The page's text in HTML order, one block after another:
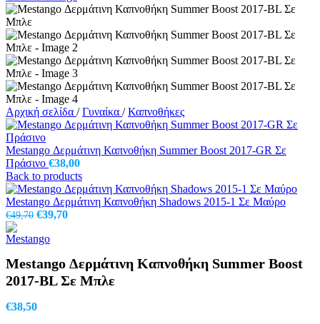
Αρχική σελίδα / Γυναίκα / Καπνοθήκες
Mestango Δερμάτινη Καπνοθήκη Summer Boost 2017-GR Σε
Πράσινο €38,00
Back to products
Mestango Δερμάτινη Καπνοθήκη Shadows 2015-1 Σε Μαύρο
€49,70 Original
was:
€39,70Η
€39,70.
Mestango Δερμάτινη Καπνοθήκη Summer Boost
2017-BL Σε Μπλε
€38,50